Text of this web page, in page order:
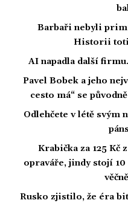
Barbaři nebyli
Historii
AI napadla další
Pavel Bobek a jeho
cesto má“ se
Odlehčete v létě svým
Krabička za 125 Kč
opraváře, jindy stojí 10
Rusko zjistilo, že éra